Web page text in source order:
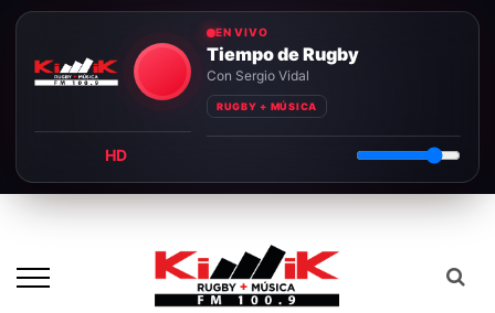
EN VIVO
Tiempo de Rugby
Con Sergio Vidal
RUGBY + MÚSICA
HD